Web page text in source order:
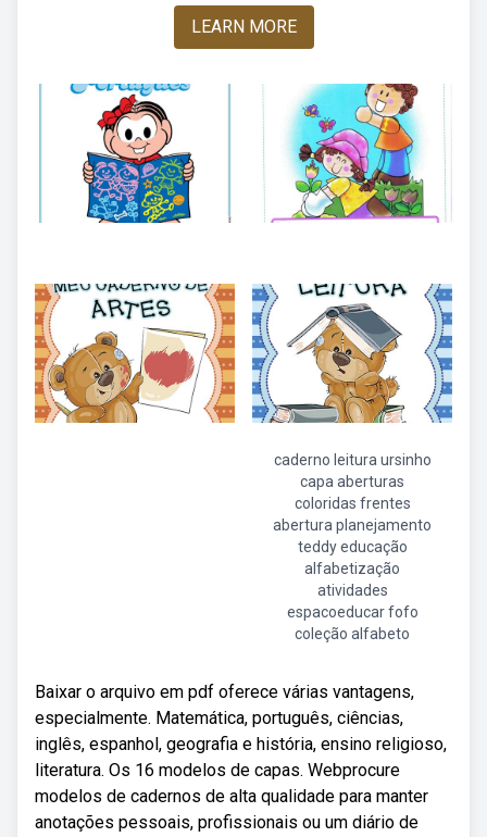
LEARN MORE
caderno leitura ursinho
capa aberturas
coloridas frentes
abertura planejamento
teddy educação
alfabetização
atividades
espacoeducar fofo
coleção alfabeto
Baixar o arquivo em pdf oferece várias vantagens,
especialmente. Matemática, português, ciências,
inglês, espanhol, geografia e história, ensino religioso,
literatura. Os 16 modelos de capas. Webprocure
modelos de cadernos de alta qualidade para manter
anotações pessoais, profissionais ou um diário de